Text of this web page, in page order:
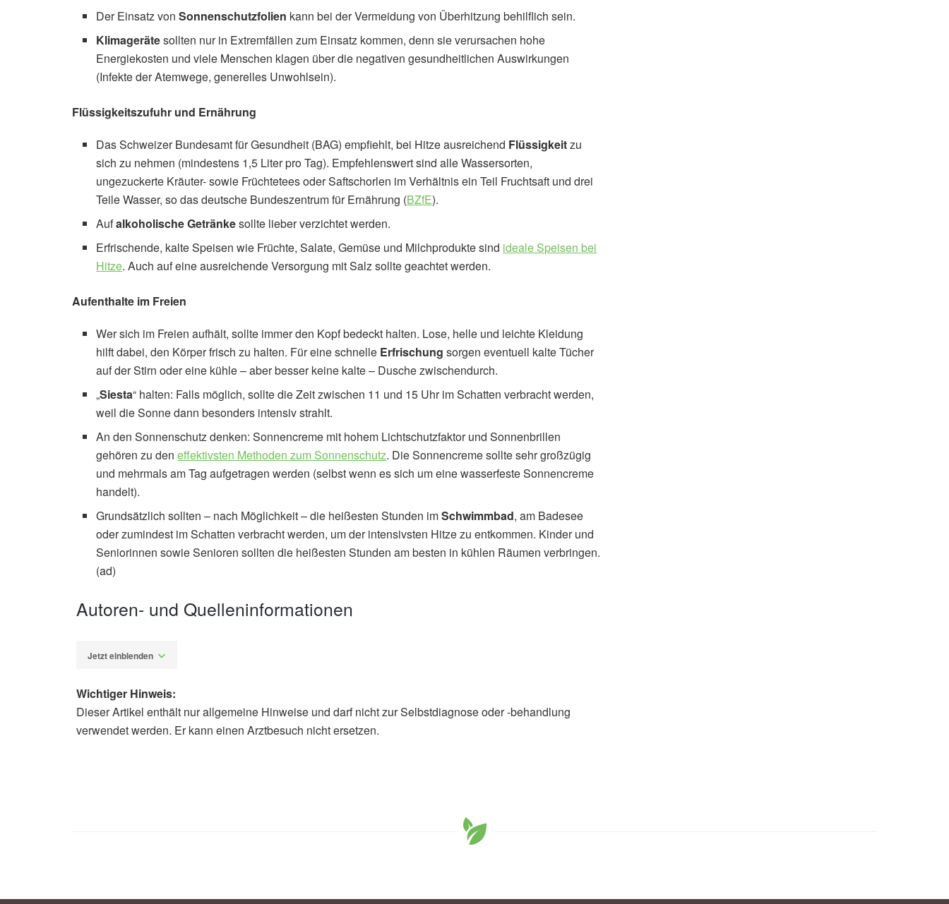
Der Einsatz vonSonnenschutzfolien kann bei der Vermeidung von Überhitzung behilflich sein.
Klimagerätesollten nur in Extremfällen zum Einsatz kommen, denn sie verursachen hohe
Energiekosten und viele Menschen klagen über die negativen gesundheitlichen Auswirkungen
(Infekte der Atemwege, generelles Unwohlsein).
Flüssigkeitszufuhr und Ernährung
Das Schweizer Bundesamt für Gesundheit (BAG) empfiehlt, bei Hitze ausreichend Flüssigkeitzu
sich zu nehmen (mindestens 1,5 Liter pro Tag). Empfehlenswert sind alle Wassersorten,
ungezuckerte Kräuter- sowie Früchtetees oder Saftschorlen im Verhältnis ein Teil Fruchtsaft und drei
Teile Wasser, so das deutsche Bundeszentrum für Ernährung (BZfE).
Aufalkoholische Getränkesollte lieber verzichtet werden.
Erfrischende, kalte Speisen wie Früchte, Salate, Gemüse und Milchprodukte sind ideale Speisen bei
Hitze. Auch auf eine ausreichende Versorgung mit Salz sollte geachtet werden.
Aufenthalte im Freien
Wer sich im Freien aufhält, sollte immer den Kopf bedeckt halten. Lose, helle und leichte Kleidung
hilft dabei, den Körper frisch zu halten. Für eine schnelle Erfrischung sorgen eventuell kalte Tücher
auf der Stirn oder eine kühle – aber besser keine kalte – Dusche zwischendurch.
„Siesta“ halten: Falls möglich, sollte die Zeit zwischen 11 und 15 Uhr im Schatten verbracht werden,
weil die Sonne dann besonders intensiv strahlt.
An den Sonnenschutz denken: Sonnencreme mit hohem Lichtschutzfaktor und Sonnenbrillen
gehören zu deneffektivsten Methoden zum Sonnenschutz. Die Sonnencreme sollte sehr großzügig
und mehrmals am Tag aufgetragen werden (selbst wenn es sich um eine wasserfeste Sonnencreme
handelt).
Grundsätzlich sollten – nach Möglichkeit – die heißesten Stunden imSchwimmbad, am Badesee
oder zumindest im Schatten verbracht werden, um der intensivsten Hitze zu entkommen. Kinder und
Seniorinnen sowie Senioren sollten die heißesten Stunden am besten in kühlen Räumen verbringen.
(ad)
Autoren- und Quelleninformationen
Jetzt einblenden
Alfred Domke
Deutsche Gesellschaft für Internistische
Wichtiger Hinweis:
Dieser Artikel enthält nur allgemeine Hinweise und darf nicht zur Selbstdiagnose oder -behandlung
verwendet werden. Er kann einen Arztbesuch nicht ersetzen.